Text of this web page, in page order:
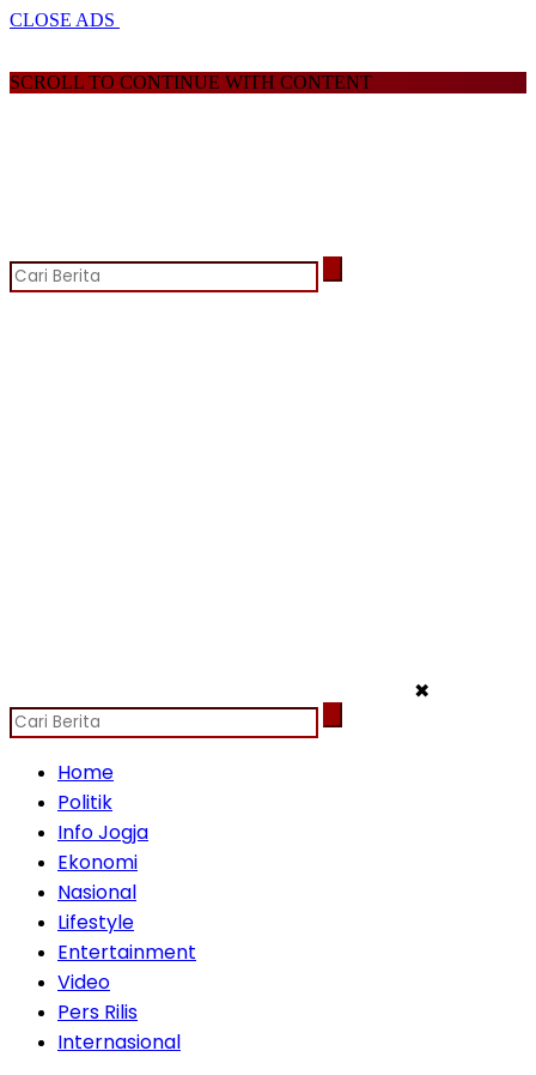
CLOSE ADS
SCROLL TO CONTINUE WITH CONTENT
✖
Home
Politik
Info Jogja
Ekonomi
Nasional
Lifestyle
Entertainment
Video
Pers Rilis
Internasional